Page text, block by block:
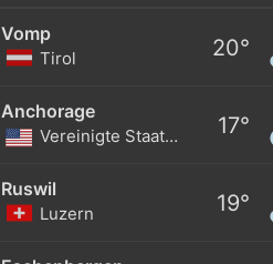
Vomp
Tirol 20°
Anchorage
Vereinigte Staaten 17°
Ruswil
Luzern 19°